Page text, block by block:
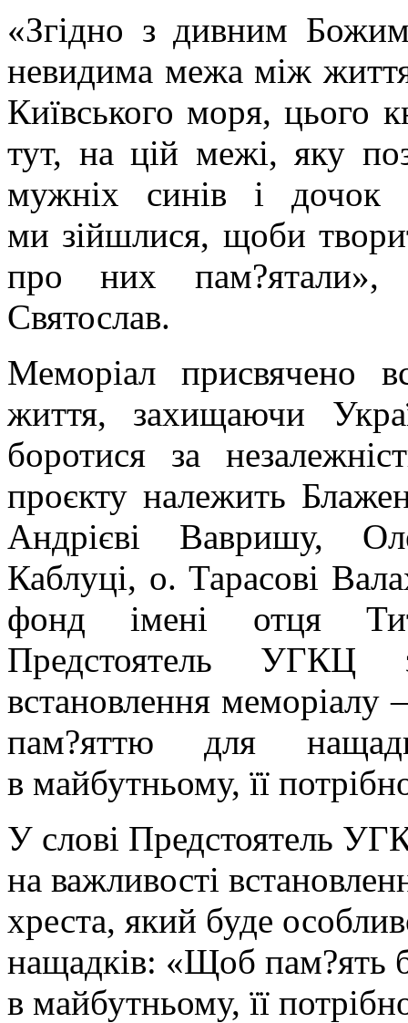
«Згідно з дивним
невидима межа між
Київського моря, цього
тут, на цій межі, яку
мужніх синів і дочок
ми зійшлися, щоби
про них пам?ятали»,
Святослав.
Меморіал присвячено
життя, захищаючи
боротися за
проєкту належить
Андрієві Вавришу,
Каблуці, о. Тарасові
фонд імені отця
Предстоятель УГКЦ
встановлення
пам?яттю для
в майбутньому, її
У слові Предстоятель
на важливості
хреста, який буде
нащадків: «Щоб пам?ять
в майбутньому, її